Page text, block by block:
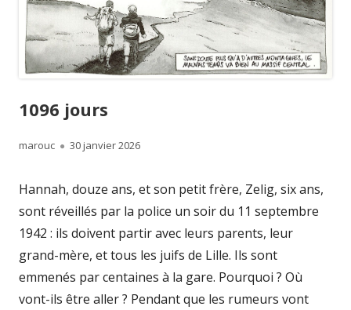
1096 jours
Author
marouc
Published
30 janvier 2026
Hannah, douze ans, et son petit frère, Zelig, six ans,
sont réveillés par la police un soir du 11 septembre
1942 : ils doivent partir avec leurs parents, leur
grand-mère, et tous les juifs de Lille. Ils sont
emmenés par centaines à la gare. Pourquoi ? Où
vont-ils être aller ? Pendant que les rumeurs vont